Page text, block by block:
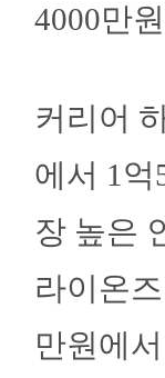
4000만
커리어
에서 1억
장 높은
라이온
만원에